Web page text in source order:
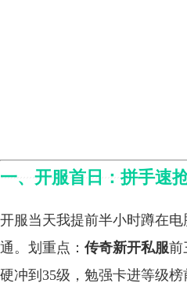
一、开服首日：拼手速
开服当天我提前半小时蹲在
通。划重点： 传奇新开私服前
硬冲到35级，勉强卡进等级榜